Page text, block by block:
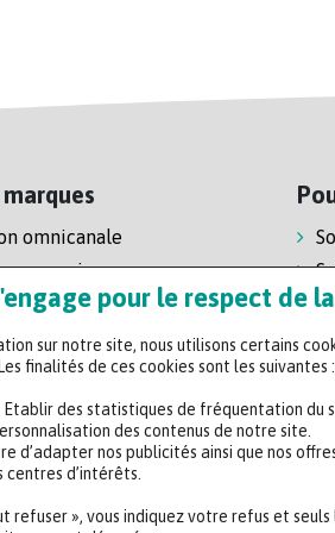
omnicanale
magasin
e-commercepour le respect de
sur notre site, nous utilisons certains
finalités de ces cookies sont les suivantes :
Etablir des statistiques de fréquentation du
des contenus de notre site.
d’adapter nos publicités ainsi que nos
d’intérêts.
refuser », vous indiquez votre refus et